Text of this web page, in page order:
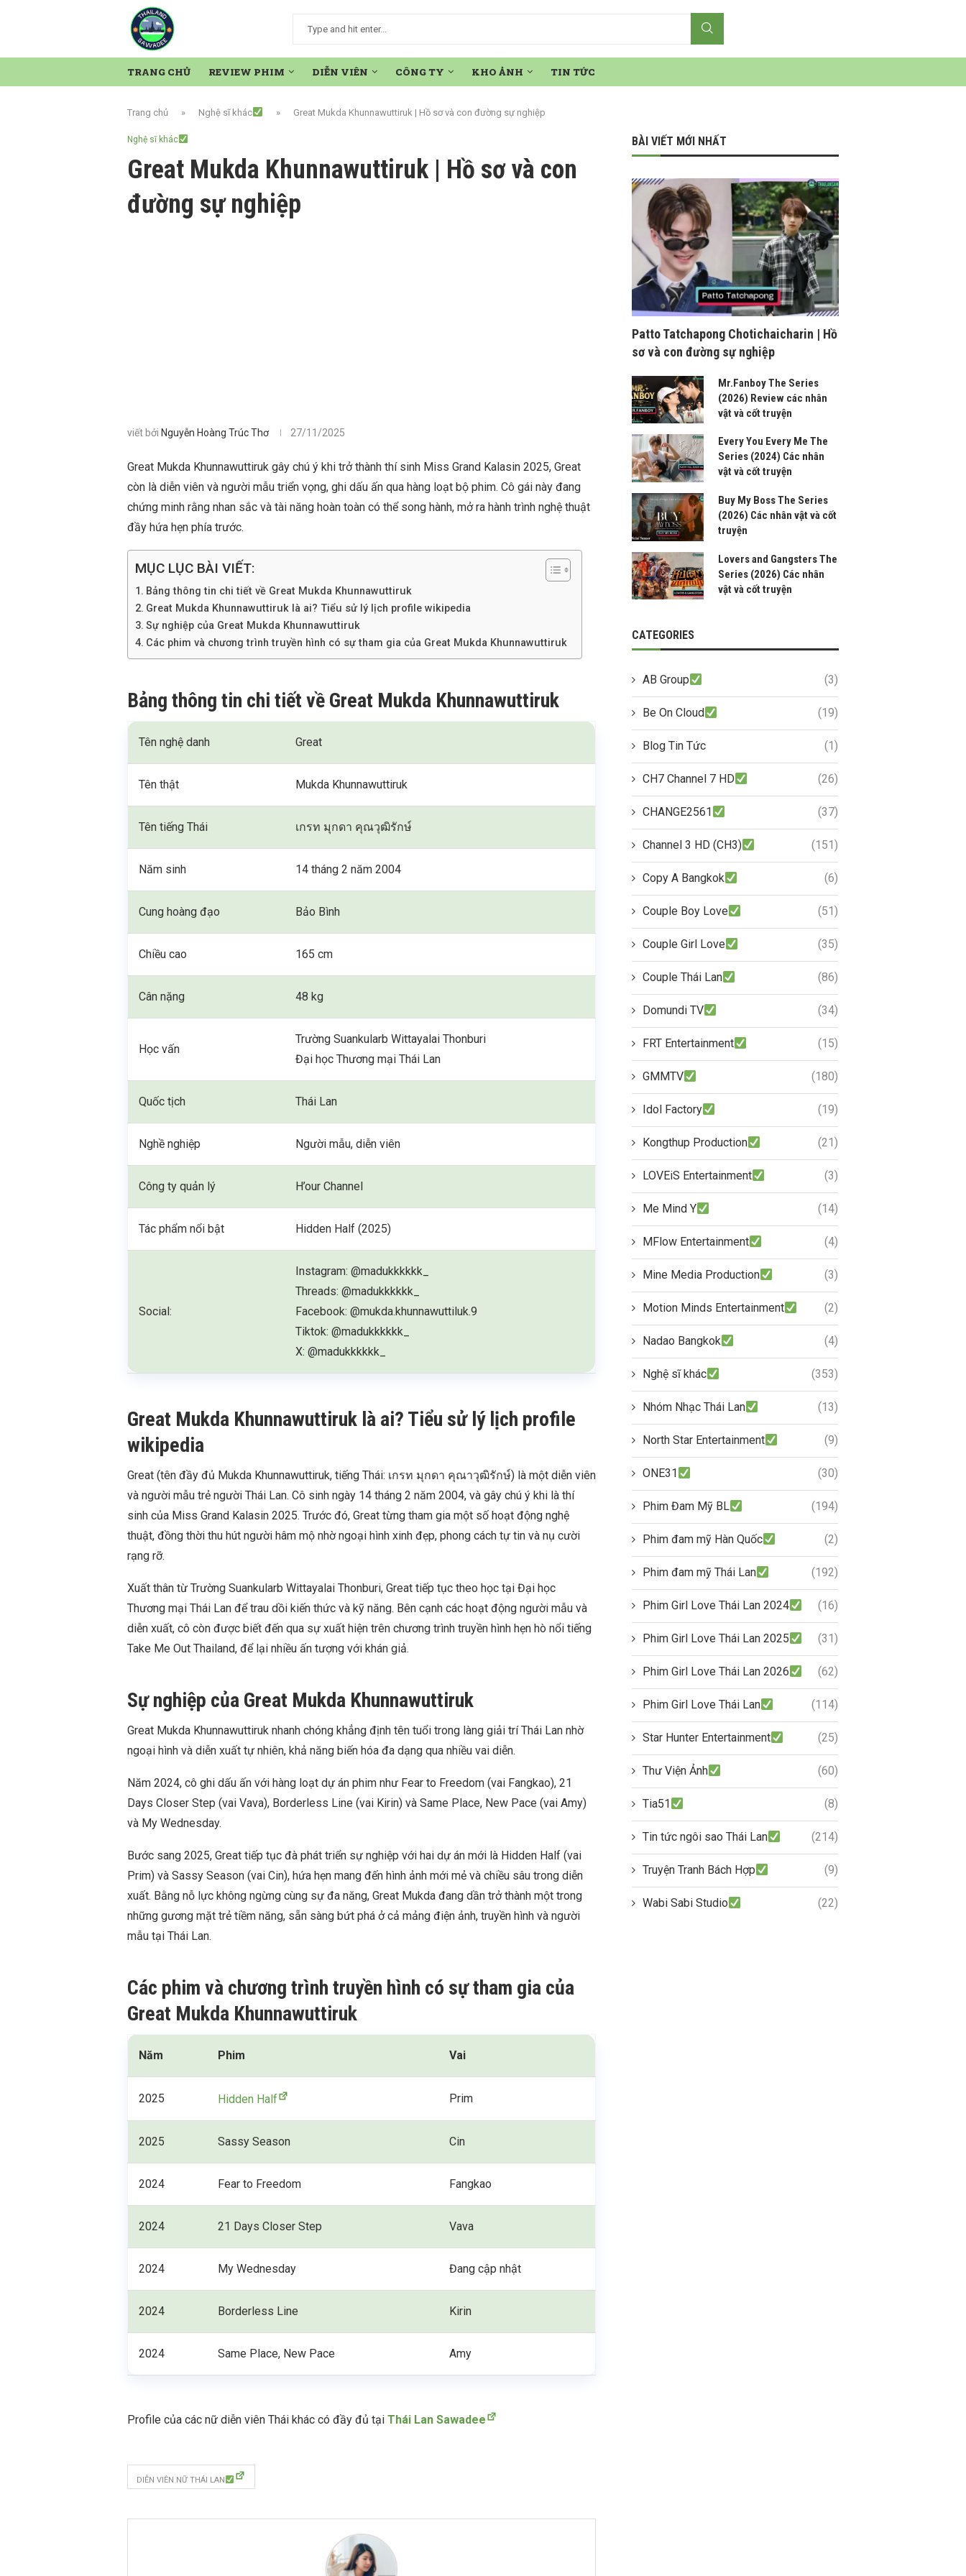
TRANG CHỦ REVIEW PHIM DIỄN VIÊN CÔNG TY KHO ẢNH TIN TỨC
Trang chủ » Nghệ sĩ khác » Great Mukda Khunnawuttiruk | Hồ sơ và con đường sự nghiệp
Nghệ sĩ khác
Great Mukda Khunnawuttiruk | Hồ sơ và con
đường sự nghiệp
viết bởi Nguyễn Hoàng Trúc Thơ 27/11/2025
Great Mukda Khunnawuttiruk gây chú ý khi trở thành thí sinh Miss Grand Kalasin 2025, Great
còn là diễn viên và người mẫu triển vọng, ghi dấu ấn qua hàng loạt bộ phim. Cô gái này đang
chứng minh rằng nhan sắc và tài năng hoàn toàn có thể song hành, mở ra hành trình nghệ thuật
đầy hứa hẹn phía trước.
MỤC LỤC BÀI VIẾT:
Bảng thông tin chi tiết về Great Mukda Khunnawuttiruk
Great Mukda Khunnawuttiruk là ai? Tiểu sử lý lịch profile wikipedia
Sự nghiệp của Great Mukda Khunnawuttiruk
Các phim và chương trình truyền hình có sự tham gia của Great Mukda Khunnawuttiruk
Bảng thông tin chi tiết về Great Mukda Khunnawuttiruk
Tên nghệ danh Great
Tên thật Mukda Khunnawuttiruk
Tên tiếng Thái เกรท มุกดา คุณวุฒิรักษ์
Năm sinh 14 tháng 2 năm 2004
Cung hoàng đạo Bảo Bình
Chiều cao 165 cm
Cân nặng 48 kg
Học vấn
Trường Suankularb Wittayalai Thonburi
Đại học Thương mại Thái Lan
Quốc tịch Thái Lan
Nghề nghiệp Người mẫu, diễn viên
Công ty quản lý H’our Channel
Tác phẩm nổi bật Hidden Half (2025)
Social:
Instagram: @madukkkkkk_
Threads: @madukkkkkk_
Facebook: @mukda.khunnawuttiluk.9
Tiktok: @madukkkkkk_
X: @madukkkkkk_
Great Mukda Khunnawuttiruk là ai? Tiểu sử lý lịch profile
wikipedia
Great (tên đầy đủ Mukda Khunnawuttiruk, tiếng Thái: เกรท มุกดา คุณาวุฒิรักษ์) là một diễn viên
và người mẫu trẻ người Thái Lan. Cô sinh ngày 14 tháng 2 năm 2004, và gây chú ý khi là thí
sinh của Miss Grand Kalasin 2025. Trước đó, Great từng tham gia một số hoạt động nghệ
thuật, đồng thời thu hút người hâm mộ nhờ ngoại hình xinh đẹp, phong cách tự tin và nụ cười
rạng rỡ.
Xuất thân từ Trường Suankularb Wittayalai Thonburi, Great tiếp tục theo học tại Đại học
Thương mại Thái Lan để trau dồi kiến thức và kỹ năng. Bên cạnh các hoạt động người mẫu và
diễn xuất, cô còn được biết đến qua sự xuất hiện trên chương trình truyền hình hẹn hò nổi tiếng
Take Me Out Thailand, để lại nhiều ấn tượng với khán giả.
Sự nghiệp của Great Mukda Khunnawuttiruk
Great Mukda Khunnawuttiruk nhanh chóng khẳng định tên tuổi trong làng giải trí Thái Lan nhờ
ngoại hình và diễn xuất tự nhiên, khả năng biến hóa đa dạng qua nhiều vai diễn.
Năm 2024, cô ghi dấu ấn với hàng loạt dự án phim như Fear to Freedom (vai Fangkao), 21
Days Closer Step (vai Vava), Borderless Line (vai Kirin) và Same Place, New Pace (vai Amy)
và My Wednesday.
Bước sang 2025, Great tiếp tục đà phát triển sự nghiệp với hai dự án mới là Hidden Half (vai
Prim) và Sassy Season (vai Cin), hứa hẹn mang đến hình ảnh mới mẻ và chiều sâu trong diễn
xuất. Bằng nỗ lực không ngừng cùng sự đa năng, Great Mukda đang dần trở thành một trong
những gương mặt trẻ tiềm năng, sẵn sàng bứt phá ở cả mảng điện ảnh, truyền hình và người
mẫu tại Thái Lan.
Các phim và chương trình truyền hình có sự tham gia của
Great Mukda Khunnawuttiruk
Năm Phim Vai
2025 Hidden Half Prim
2025 Sassy Season Cin
2024 Fear to Freedom Fangkao
2024 21 Days Closer Step Vava
2024 My Wednesday Đang cập nhật
2024 Borderless Line Kirin
2024 Same Place, New Pace Amy
Profile của các nữ diễn viên Thái khác có đầy đủ tại Thái Lan Sawadee
DIỄN VIÊN NỮ THÁI LAN
BÀI VIẾT MỚI NHẤT
Patto Tatchapong Chotichaicharin | Hồ
sơ và con đường sự nghiệp
Mr.Fanboy The Series
(2026) Review các nhân
vật và cốt truyện
Every You Every Me The
Series (2024) Các nhân
vật và cốt truyện
Buy My Boss The Series
(2026) Các nhân vật và cốt
truyện
Lovers and Gangsters The
Series (2026) Các nhân
vật và cốt truyện
CATEGORIES
AB Group (3)
Be On Cloud (19)
Blog Tin Tức (1)
CH7 Channel 7 HD (26)
CHANGE2561 (37)
Channel 3 HD (CH3) (151)
Copy A Bangkok (6)
Couple Boy Love (51)
Couple Girl Love (35)
Couple Thái Lan (86)
Domundi TV (34)
FRT Entertainment (15)
GMMTV (180)
Idol Factory (19)
Kongthup Production (21)
LOVEiS Entertainment (3)
Me Mind Y (14)
MFlow Entertainment (4)
Mine Media Production (3)
Motion Minds Entertainment (2)
Nadao Bangkok (4)
Nghệ sĩ khác (353)
Nhóm Nhạc Thái Lan (13)
North Star Entertainment (9)
ONE31 (30)
Phim Đam Mỹ BL (194)
Phim đam mỹ Hàn Quốc (2)
Phim đam mỹ Thái Lan (192)
Phim Girl Love Thái Lan 2024 (16)
Phim Girl Love Thái Lan 2025 (31)
Phim Girl Love Thái Lan 2026 (62)
Phim Girl Love Thái Lan (114)
Star Hunter Entertainment (25)
Thư Viện Ảnh (60)
Tia51 (8)
Tin tức ngôi sao Thái Lan (214)
Truyện Tranh Bách Hợp (9)
Wabi Sabi Studio (22)